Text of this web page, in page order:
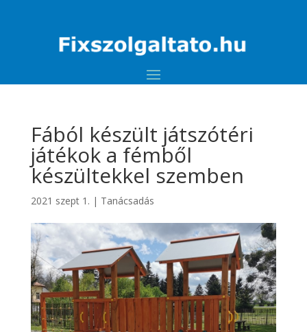
Fából készült játszótéri
játékok a fémből
készültekkel szemben
2021 szept 1. | Tanácsadás